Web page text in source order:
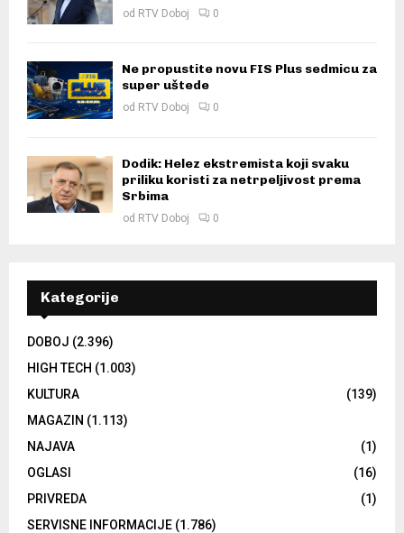
od RTV Doboj 0
Ne propustite novu FIS Plus sedmicu za
super uštede
od RTV Doboj 0
Dodik: Helez ekstremista koji svaku
priliku koristi za netrpeljivost prema
Srbima
od RTV Doboj 0
Kategorije
DOBOJ (2.396)
HIGH TECH (1.003)
KULTURA
(139)
MAGAZIN (1.113)
NAJAVA
(1)
OGLASI
(16)
PRIVREDA
(1)
SERVISNE INFORMACIJE (1.786)